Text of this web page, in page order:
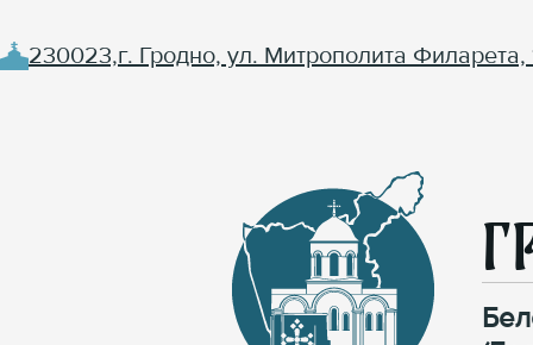
230023,г. Гродно, ул. Митрополита Филарета,